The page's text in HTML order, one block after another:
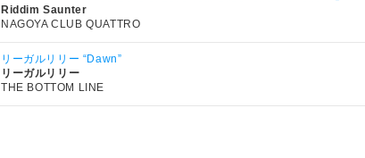
Riddim Saunter
NAGOYA CLUB QUATTRO
リーガルリリー “Dawn”
リーガルリリー
THE BOTTOM LINE